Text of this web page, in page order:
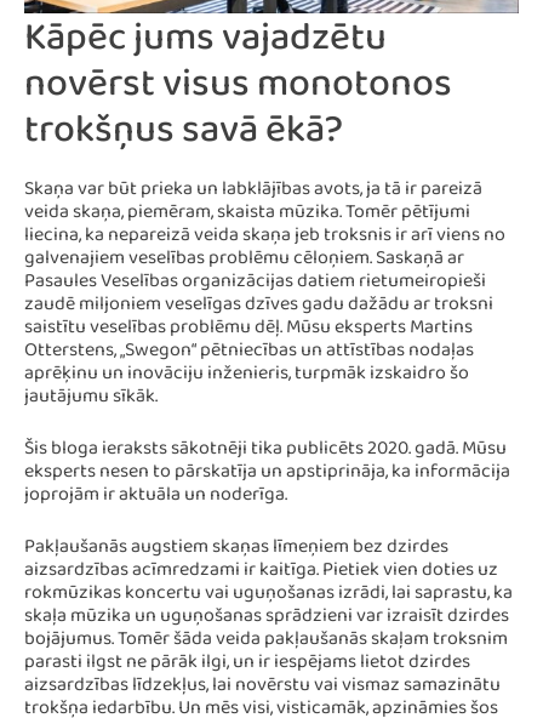
Kāpēc jums vajadzētu
novērst visus monotonos
trokšņus savā ēkā?
Skaņa var būt prieka un labklājības avots, ja tā ir pareizā
veida skaņa, piemēram, skaista mūzika. Tomēr pētījumi
liecina, ka nepareizā veida skaņa jeb troksnis ir arī viens no
galvenajiem veselības problēmu cēloņiem. Saskaņā ar
Pasaules Veselības organizācijas datiem rietumeiropieši
zaudē miljoniem veselīgas dzīves gadu dažādu ar troksni
saistītu veselības problēmu dēļ. Mūsu eksperts Martins
Otterstens, „Swegon“ pētniecības un attīstības nodaļas
aprēķinu un inovāciju inženieris, turpmāk izskaidro šo
jautājumu sīkāk.
Šis bloga ieraksts sākotnēji tika publicēts 2020. gadā. Mūsu
eksperts nesen to pārskatīja un apstiprināja, ka informācija
joprojām ir aktuāla un noderīga.
Pakļaušanās augstiem skaņas līmeņiem bez dzirdes
aizsardzības acīmredzami ir kaitīga. Pietiek vien doties uz
rokmūzikas koncertu vai uguņošanas izrādi, lai saprastu, ka
skaļa mūzika un uguņošanas sprādzieni var izraisīt dzirdes
bojājumus. Tomēr šāda veida pakļaušanās skaļam troksnim
parasti ilgst ne pārāk ilgi, un ir iespējams lietot dzirdes
aizsardzības līdzekļus, lai novērstu vai vismaz samazinātu